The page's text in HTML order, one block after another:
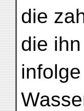
die
die